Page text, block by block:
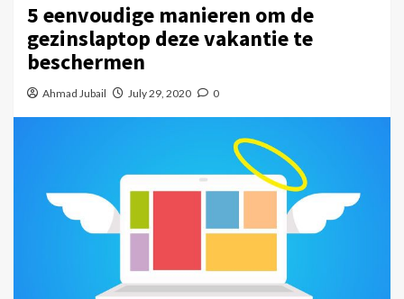
5 eenvoudige manieren om de
gezinslaptop deze vakantie te
beschermen
Ahmad Jubail July 29, 2020 0